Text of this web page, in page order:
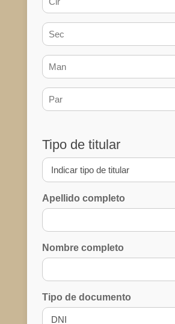
Tipo de titular
Apellido completo
Nombre completo
Tipo de documento